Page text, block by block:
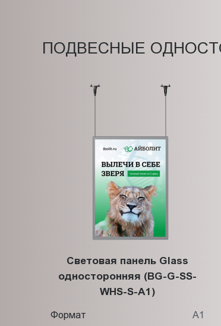
ПОДВЕСНЫЕ
Световая панель Glass
односторонняя (BG-G-SS-
WHS-S-A1)
Формат А1